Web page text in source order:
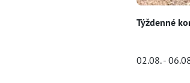
Týždenné
02.08. -
(turistika